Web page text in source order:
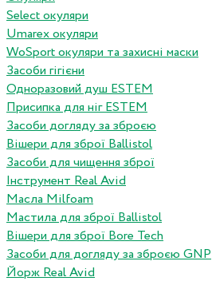
Select окуляри
Umarex окуляри
WoSport окуляри та захисні маски
Засоби гігієни
Одноразовий душ ESTEM
Присипка для ніг ESTEM
Засоби догляду за зброєю
Вішери для зброї Ballistol
Засоби для чищення зброї
Інструмент Real Avid
Масла Milfoam
Мастила для зброї Ballistol
Вішери для зброї Bore Tech
Засоби для догляду за зброєю GNP
Йорж Real Avid